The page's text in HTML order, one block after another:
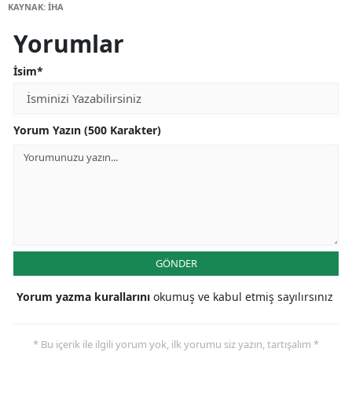
KAYNAK: İHA
Yorumlar
İsim*
Yorum Yazın (500 Karakter)
GÖNDER
Yorum yazma kurallarını okumuş ve kabul etmiş sayılırsınız
* Bu içerik ile ilgili yorum yok, ilk yorumu siz yazın, tartışalım *